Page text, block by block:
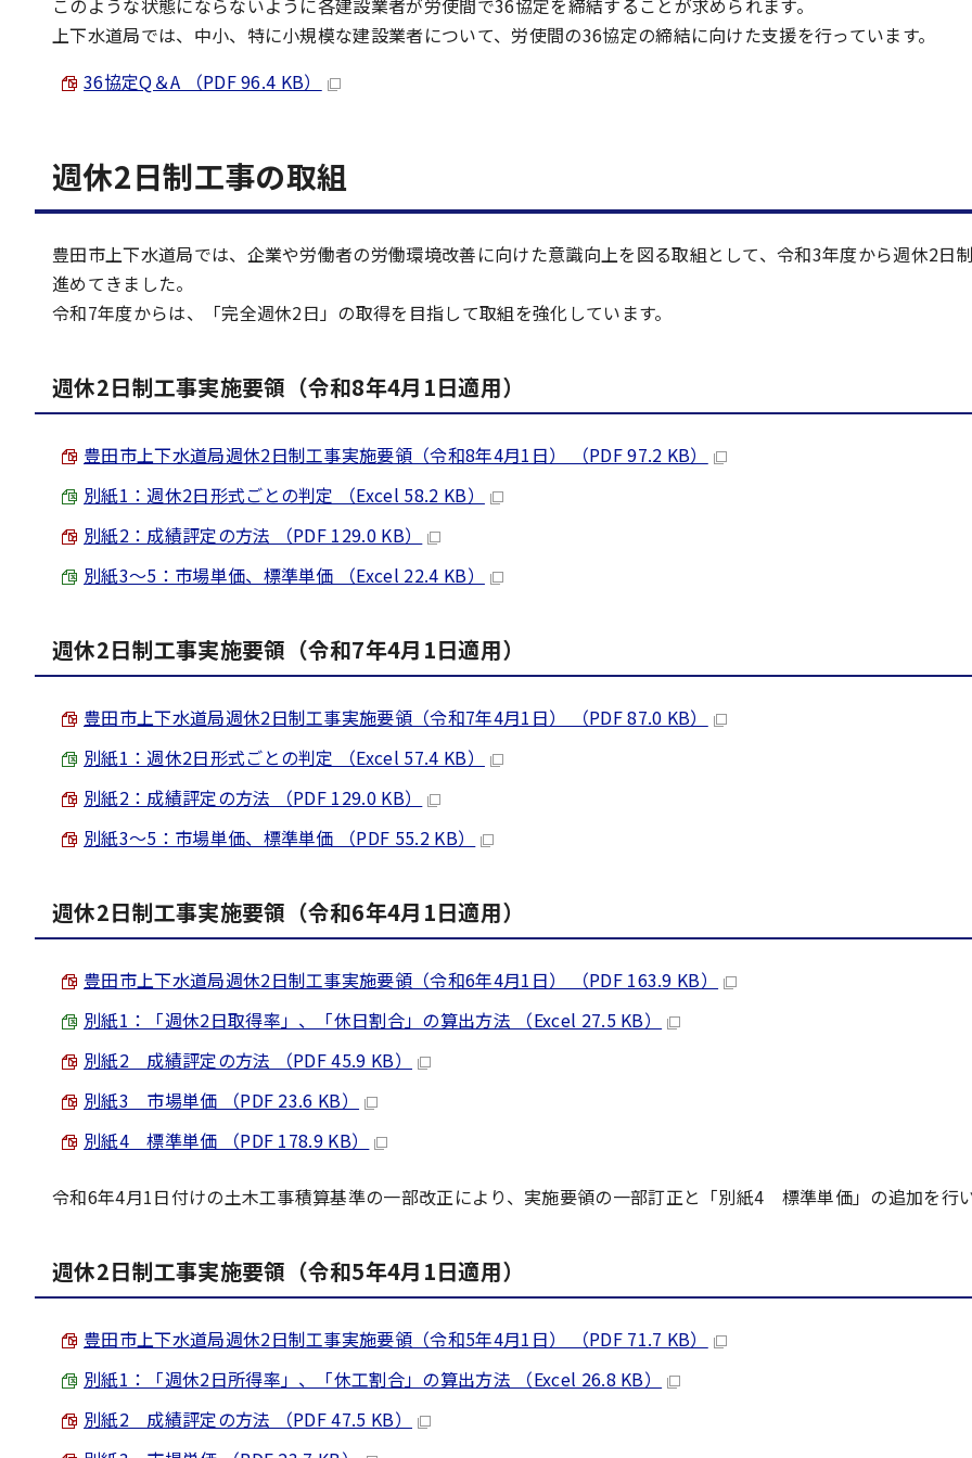
このような状態にならないように各建設業者が労使間で36協定を締結することが求められます。
上下水道局では、中小、特に小規模な建設業者について、労使間の36協定の締結に向けた支援を行っています。
36協定Q＆A （PDF 96.4 KB）
週休2日制工事の取組
豊田市上下水道局では、企業や労働者の労働環境改善に向けた意識向上を図る取組として、令和3年度から週休2日
進めてきました。
令和7年度からは、「完全週休2日」の取得を目指して取組を強化しています。
週休2日制工事実施要領（令和8年4月1日適用）
豊田市上下水道局週休2日制工事実施要領（令和8年4月1日） （PDF 97.2 KB）
別紙1：週休2日形式ごとの判定 （Excel 58.2 KB）
別紙2：成績評定の方法 （PDF 129.0 KB）
別紙3～5：市場単価、標準単価 （Excel 22.4 KB）
週休2日制工事実施要領（令和7年4月1日適用）
豊田市上下水道局週休2日制工事実施要領（令和7年4月1日） （PDF 87.0 KB）
別紙1：週休2日形式ごとの判定 （Excel 57.4 KB）
別紙2：成績評定の方法 （PDF 129.0 KB）
別紙3～5：市場単価、標準単価 （PDF 55.2 KB）
週休2日制工事実施要領（令和6年4月1日適用）
豊田市上下水道局週休2日制工事実施要領（令和6年4月1日） （PDF 163.9 KB）
別紙1：「週休2日取得率」、「休日割合」の算出方法 （Excel 27.5 KB）
別紙2 成績評定の方法 （PDF 45.9 KB）
別紙3 市場単価 （PDF 23.6 KB）
別紙4 標準単価 （PDF 178.9 KB）
令和6年4月1日付けの土木工事積算基準の一部改正により、実施要領の一部訂正と「別紙4 標準単価」の追加を行い
週休2日制工事実施要領（令和5年4月1日適用）
豊田市上下水道局週休2日制工事実施要領（令和5年4月1日） （PDF 71.7 KB）
別紙1：「週休2日所得率」、「休工割合」の算出方法 （Excel 26.8 KB）
別紙2 成績評定の方法 （PDF 47.5 KB）